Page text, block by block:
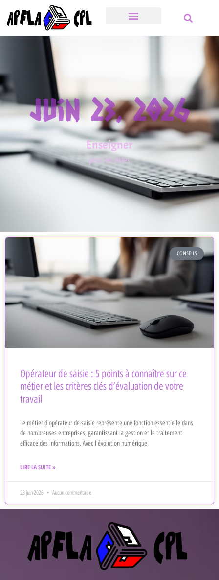
Juin 23, 2026
Enseigner
pour les élites
CONSEILS
Opérateur de saisie : 5 points à connaître sur ce
métier et les critères clés d’évaluation de votre
travail
Le métier d'opérateur de saisie représente une fonction essentielle dans
de nombreuses entreprises, garantissant la gestion et le traitement
efficace des informations. Avec l'évolution numérique
LIRE LA SUITE »
23 juin 2026 Aucun commentaire